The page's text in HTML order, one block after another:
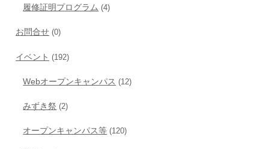
履修証明プログラム (4)
お問合せ (0)
イベント (192)
Webオープンキャンパス (12)
みずき祭 (2)
オープンキャンパス等 (120)